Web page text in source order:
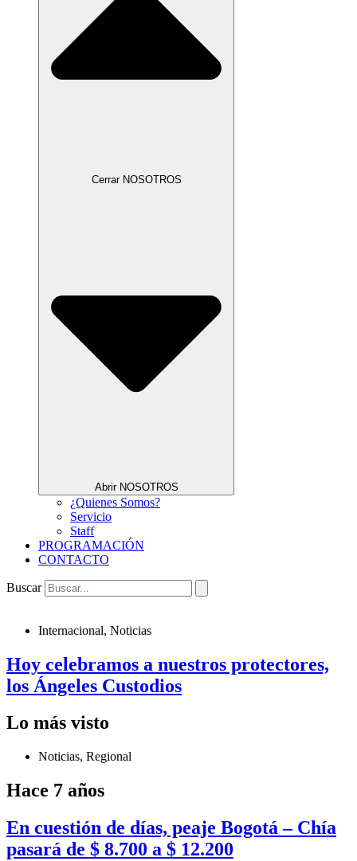
Cerrar NOSOTROS
Abrir NOSOTROS
¿Quienes Somos?
Servicio
Staff
PROGRAMACIÓN
CONTACTO
Buscar
Internacional, Noticias
Hoy celebramos a nuestros protectores,
los Ángeles Custodios
Lo más visto
Noticias, Regional
Hace 7 años
En cuestión de días, peaje Bogotá – Chía
pasará de $ 8.700 a $ 12.200